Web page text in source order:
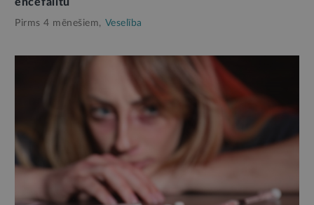
Pirms 4 mēnešiem, Veselība